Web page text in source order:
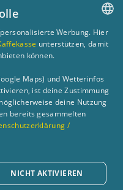
GERMAN
Werbung. Hier
unterstützen, damit
können.
Maps) und Wetterinfos
ist deine Zustimmung
deine Nutzung
bereits gesammelten
/
NICHT AKTIVIEREN